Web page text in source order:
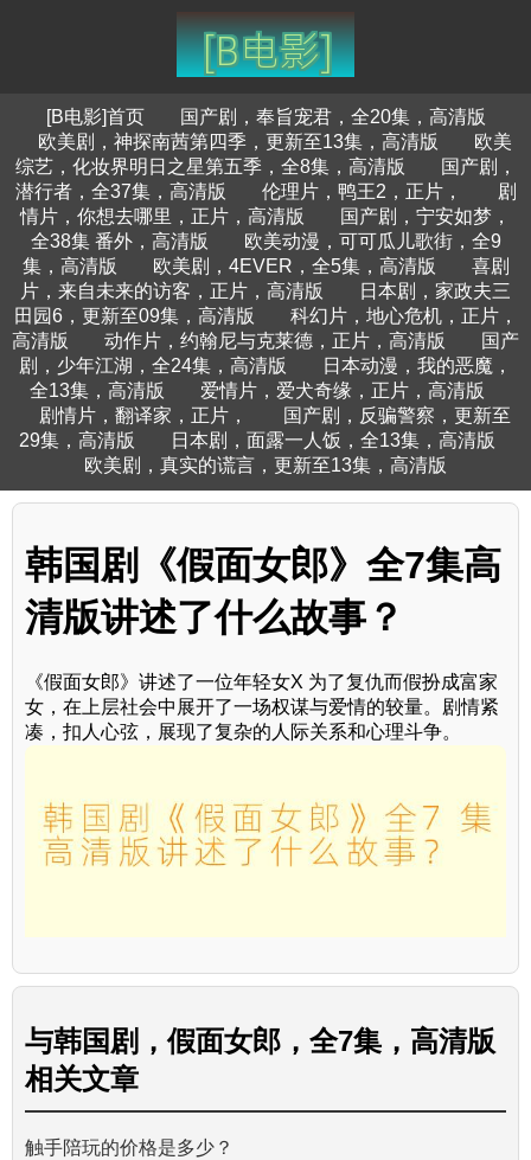
[B电影]首页
国产剧，奉旨宠君，全20集，高清版
欧美剧，神探南茜第四季，更新至13集，高清版
欧美
综艺，化妆界明日之星第五季，全8集，高清版
国产剧，
潜行者，全37集，高清版
伦理片，鸭王2，正片，
剧
情片，你想去哪里，正片，高清版
国产剧，宁安如梦，
全38集 番外，高清版
欧美动漫，可可瓜儿歌街，全9
集，高清版
欧美剧，4EVER，全5集，高清版
喜剧
片，来自未来的访客，正片，高清版
日本剧，家政夫三
田园6，更新至09集，高清版
科幻片，地心危机，正片，
高清版
动作片，约翰尼与克莱德，正片，高清版
国产
剧，少年江湖，全24集，高清版
日本动漫，我的恶魔，
全13集，高清版
爱情片，爱犬奇缘，正片，高清版
剧情片，翻译家，正片，
国产剧，反骗警察，更新至
29集，高清版
日本剧，面露一人饭，全13集，高清版
欧美剧，真实的谎言，更新至13集，高清版
韩国剧《假面女郎》全7集高
清版讲述了什么故事？
《假面女郎》讲述了一位年轻女X 为了复仇而假扮成富家
女，在上层社会中展开了一场权谋与爱情的较量。剧情紧
凑，扣人心弦，展现了复杂的人际关系和心理斗争。
与韩国剧，假面女郎，全7集，高清版
相关文章
触手陪玩的价格是多少？